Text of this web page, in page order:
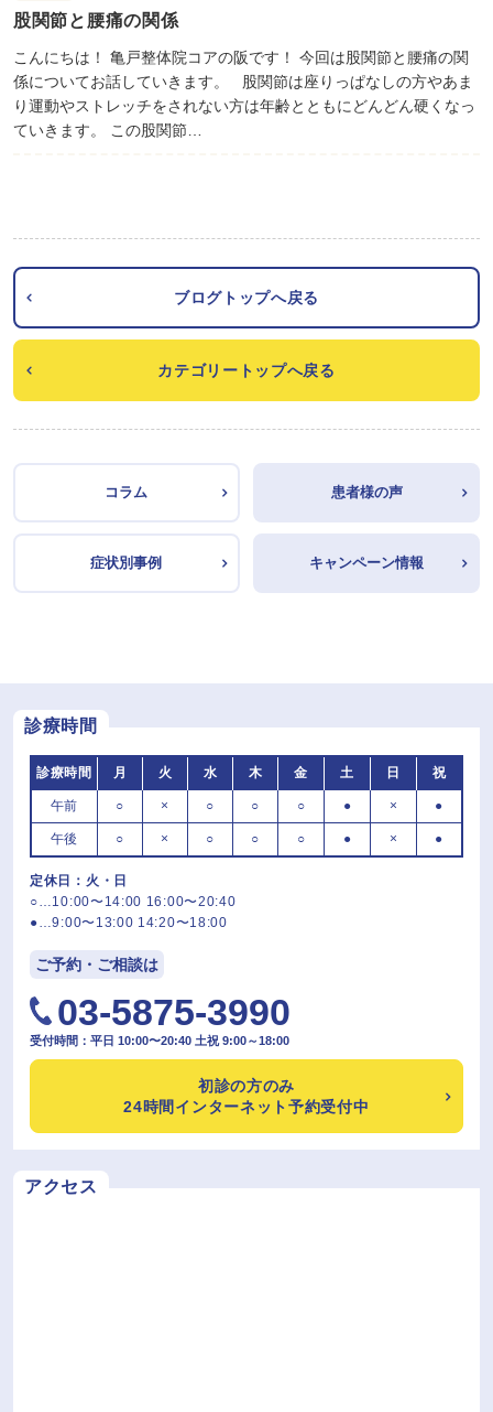
股関節と腰痛の関係
こんにちは！ 亀戸整体院コアの阪です！ 今回は股関節と腰痛の関
係についてお話していきます。 股関節は座りっぱなしの方やあま
り運動やストレッチをされない方は年齢とともにどんどん硬くなっ
ていきます。 この股関節…
ブログトップへ戻る
カテゴリートップへ戻る
コラム 患者様の声
症状別事例 キャンペーン情報
診療時間
診療時間 月 火 水 木 金 土 日 祝
午前 ○ × ○ ○ ○ ● × ●
午後 ○ × ○ ○ ○ ● × ●
定休日：火・日
○…10:00〜14:00 16:00〜20:40
●…9:00〜13:00 14:20〜18:00
ご予約・ご相談は
03-5875-3990
受付時間：平日 10:00〜20:40 土祝 9:00～18:00
初診の方のみ
24時間インターネット予約受付中
アクセス